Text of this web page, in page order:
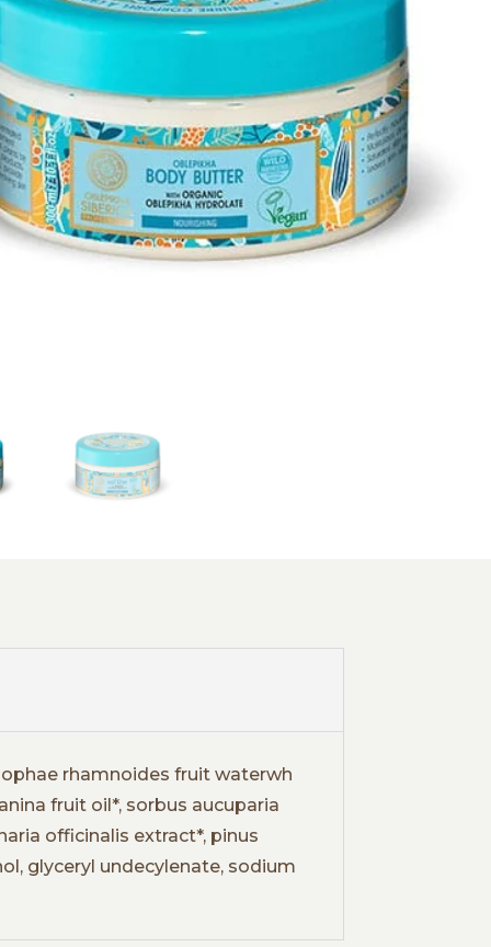
rhamnoides fruit waterwh
fruit oil*, sorbus aucuparia
officinalis extract*, pinus
glyceryl undecylenate, sodium